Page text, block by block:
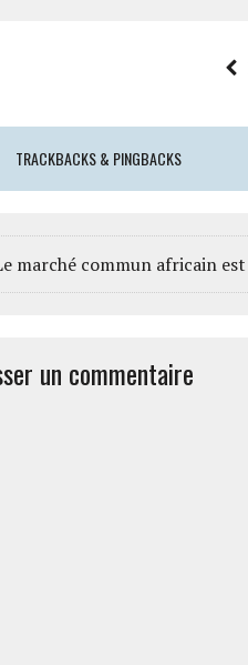
TRACKBACKS & PINGBACKS
marché commun africain
un commentaire